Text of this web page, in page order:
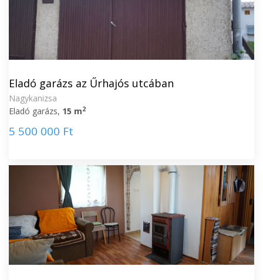
Eladó garázs az Űrhajós utcában
Nagykanizsa
Eladó garázs, 15 m2
5 500 000 Ft